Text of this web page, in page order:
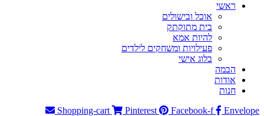
ראשי
אוכל ובישולים
בית מתוקתק
להיות אמא
פעילויות ומשחקים לילדים
בלוג אישי
הבמה
אודות
חנות
Shopping-cart
Pinterest Facebook-f
Envelope